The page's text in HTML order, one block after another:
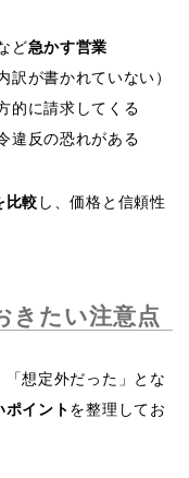
ど急かす営業
内訳が書かれていない）
的に請求してくる
違反の恐れがある
比較 し、価格と信頼性
きたい注意点
想定外だった」とな
ポイントを整理してお